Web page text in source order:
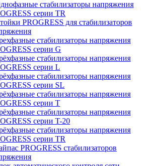
стабилизаторы напряжения
серии TR
PROGRESS для стабилизаторов
стабилизаторы напряжения
серии G
стабилизаторы напряжения
серии L
стабилизаторы напряжения
серии SL
стабилизаторы напряжения
серии T
стабилизаторы напряжения
серии T-20
стабилизаторы напряжения
серии TR
PROGRESS стабилизаторов